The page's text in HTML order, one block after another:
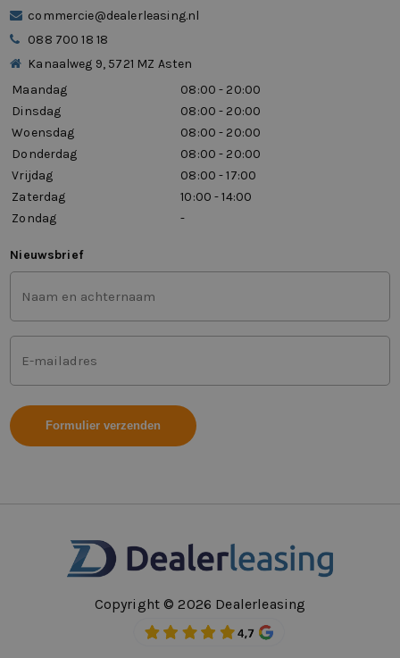
commercie@dealerleasing.nl
088 700 18 18
Kanaalweg 9, 5721 MZ Asten
Maandag
08:00 - 20:00
Dinsdag
08:00 - 20:00
Woensdag
08:00 - 20:00
Donderdag
08:00 - 20:00
Vrijdag
08:00 - 17:00
Zaterdag
10:00 - 14:00
Zondag
-
Nieuwsbrief
Voor-
en
achternaam
(Vereist)
Mailadres
(Vereist)
Copyright © 2026 Dealerleasing